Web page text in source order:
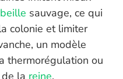
sauvage, ce qui
colonie et limiter
un modèle
thermorégulation ou
la reine.